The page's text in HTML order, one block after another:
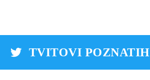
TVITOVI POZNATIH